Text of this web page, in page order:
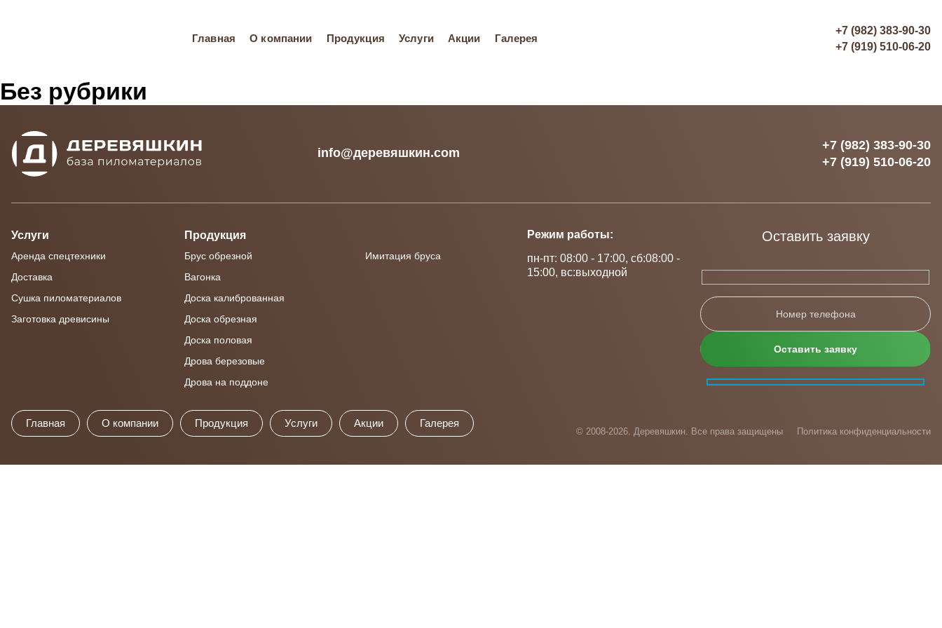
Главная О компании Продукция Услуги Акции Галерея
+7 (982) 383-90-30
+7 (919) 510-06-20
Без рубрики
info@деревяшкин.com
+7 (982) 383-90-30
+7 (919) 510-06-20
Услуги
Аренда спецтехники
Доставка
Сушка пиломатериалов
Заготовка древисины
Продукция
Брус обрезной
Вагонка
Доска калиброванная
Доска обрезная
Доска половая
Дрова березовые
Дрова на поддоне
Имитация бруса
Режим работы:
пн-пт: 08:00 - 17:00, сб:08:00 -
15:00, вс:выходной
Оставить заявку
Главная О компании Продукция Услуги Акции Галерея
© 2008-2026. Деревяшкин. Все права защищены Политика конфиденциальности